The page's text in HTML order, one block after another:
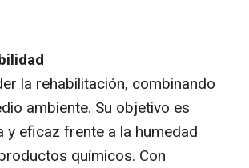
la rehabilitación, combinando
ambiente. Su objetivo es
eficaz frente a la humedad
químicos. Con